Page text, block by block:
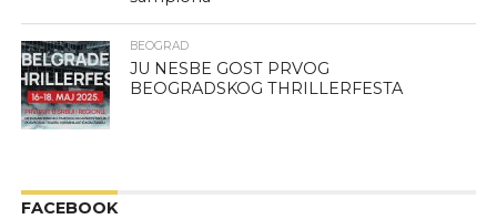
BEOGRAD
JU NESBE GOST PRVOG
BEOGRADSKOG THRILLERFESTA
FACEBOOK